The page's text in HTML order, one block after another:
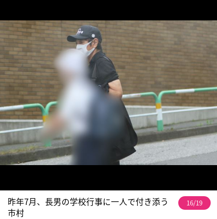
昨年7月、長男の学校行事に一人で付き添う
市村
16/19